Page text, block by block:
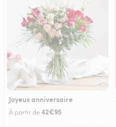
Joyeux anniversaire
À partir de42€95